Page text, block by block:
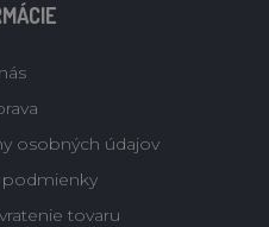
osobných údajov
tovaru